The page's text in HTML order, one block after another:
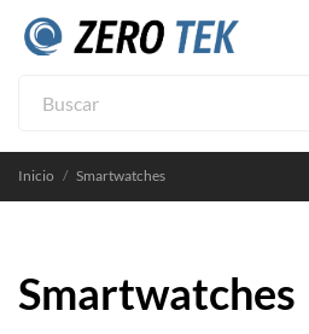
Inicio Smartwatches
Smartwatches